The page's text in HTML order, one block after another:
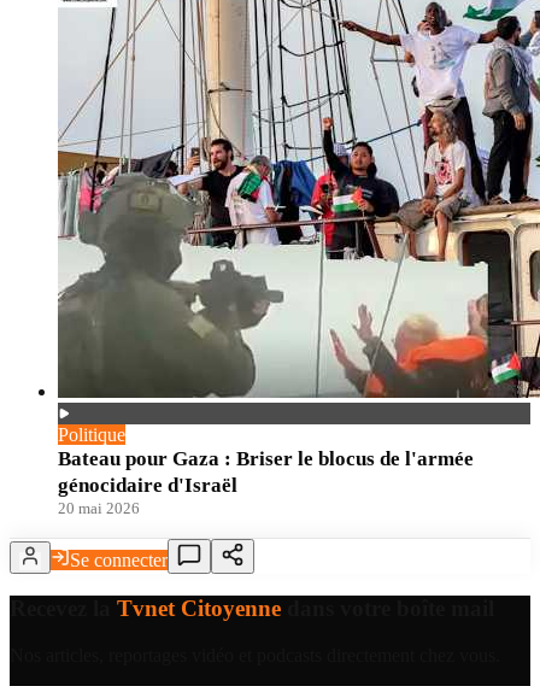
Politique
Bateau pour Gaza : Briser le blocus de l'armée
génocidaire d'Israël
20 mai 2026
Se connecter
Tvnet Citoyenne